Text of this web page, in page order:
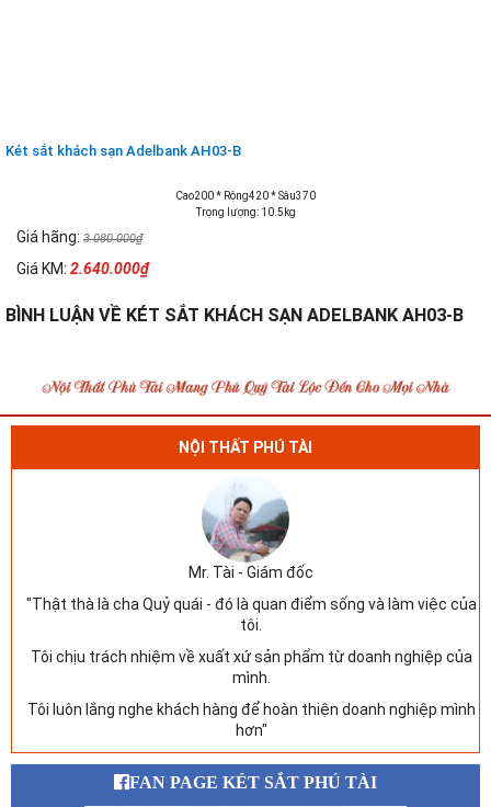
Két sắt khách sạn Adelbank AH03-B
Cao200 * Rộng420 * Sâu370
Trọng lượng: 10.5kg
Giá hãng: 3.080.000₫
Giá KM: 2.640.000₫
BÌNH LUẬN VỀ KÉT SẮT KHÁCH SẠN ADELBANK AH03-B
NỘI THẤT PHÚ TÀI
Mr. Tài - Giám đốc
"Thật thà là cha Quỷ quái - đó là quan điểm sống và làm việc của
tôi.
Tôi chịu trách nhiệm về xuất xứ sản phẩm từ doanh nghiệp của
mình.
Tôi luôn lắng nghe khách hàng để hoàn thiện doanh nghiệp mình
hơn"
FAN PAGE KÉT SẮT PHÚ TÀI